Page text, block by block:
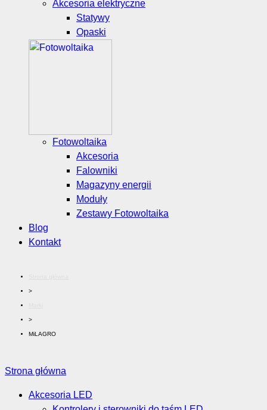
Akcesoria elektryczne
Statywy
Opaski
Fotowoltaika
Akcesoria
Falowniki
Magazyny energii
Moduły
Zestawy Fotowoltaika
Blog
Kontakt
>
>
MiLAGRO
Strona główna
Akcesoria LED